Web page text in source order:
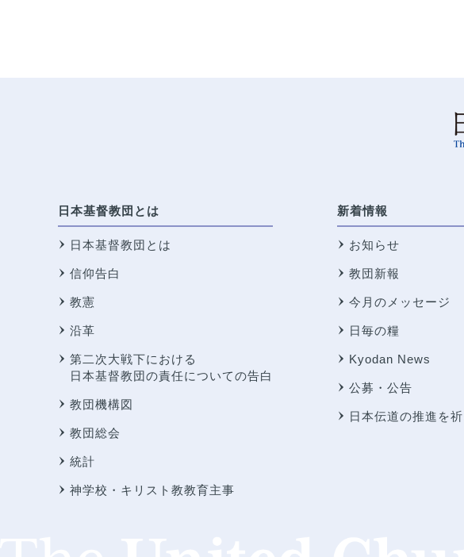
日本基督教団とは
日本基督教団とは
信仰告白
教憲
沿革
第二次大戦下における
日本基督教団の責任についての告白
教団機構図
教団総会
統計
神学校・キリスト教教育主事
新着情報
お知らせ
教団新報
今月のメッセージ
日毎の糧
Kyodan News
公募・公告
日本伝道の推進を